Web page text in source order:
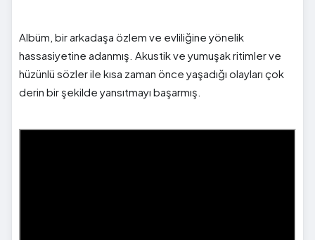
Albüm, bir arkadaşa özlem ve evliliğine yönelik
hassasiyetine adanmış. Akustik ve yumuşak ritimler ve
hüzünlü sözler ile kısa zaman önce yaşadığı olayları çok
derin bir şekilde yansıtmayı başarmış.